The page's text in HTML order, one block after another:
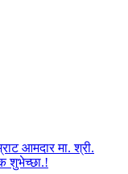
आमदार मा. श्री.
शुभेच्छा.!